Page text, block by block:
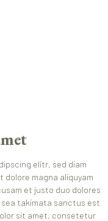
elitr, sed diam
dolore magna aliquyam
et justo duo dolores
takimata sanctus est
sit amet, consetetur